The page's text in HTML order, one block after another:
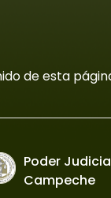
de esta
Poder
Campeche